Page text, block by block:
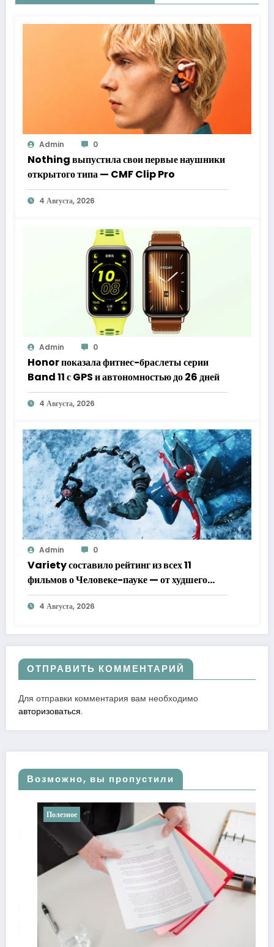
Admin 0
Nothing выпустила свои первые наушники
открытого типа — CMF Clip Pro
4 Августа, 2026
Admin 0
Honor показала фитнес-браслеты серии
Band 11 с GPS и автономностью до 26 дней
4 Августа, 2026
Admin 0
Variety составило рейтинг из всех 11
фильмов о Человеке-пауке — от худшего
к лучшему
4 Августа, 2026
ОТПРАВИТЬ КОММЕНТАРИЙ
Для отправки комментария вам необходимо
авторизоваться.
Возможно, вы пропустили
Полезное